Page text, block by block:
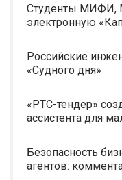
Студенты МИФИ,
электронную
Российские
«Судного дня»
«РТС-тендер»
ассистента для
Безопасность
агентов: